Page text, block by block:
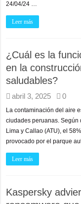
24/04/24 …
Leer más
¿Cuál es la
en la
saludables?
abril 3, 2025 0
La contaminación del aire
ciudades peruanas. Según
Lima y Callao (ATU), el
provocado por el parque
Leer más
Kaspersky